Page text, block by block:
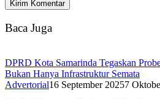
Baca Juga
DPRD Kota Samarinda Tegaskan
Bukan Hanya Infrastruktur Semata
Advertorial16 September 20257